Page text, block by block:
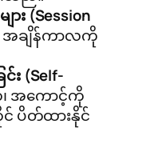
း (Session
အချိန်ကာလကို
(Self-
အကောင့်ကို
ပိတ်ထားနိုင်